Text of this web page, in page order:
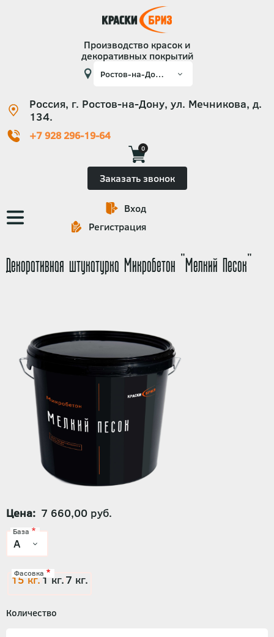
Производство красок и
декоративных покрытий
Россия, г. Ростов-на-Дону, ул. Мечникова, д.
134.
+7 928 296-19-64
0
Заказать звонок
Основная
навигация
Вход
Регистрация
Декоративная штукатурка Микробетон "Мелкий Песок"
Цена 7 660,00 руб.
База
Фасовка
15 кг.1 кг.7 кг.
Количество